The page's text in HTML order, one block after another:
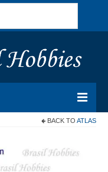
BACK TO ATLAS